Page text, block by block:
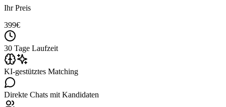
Ihr Preis
399€
30 Tage Laufzeit
KI-gestütztes Matching
Direkte Chats mit Kandidaten